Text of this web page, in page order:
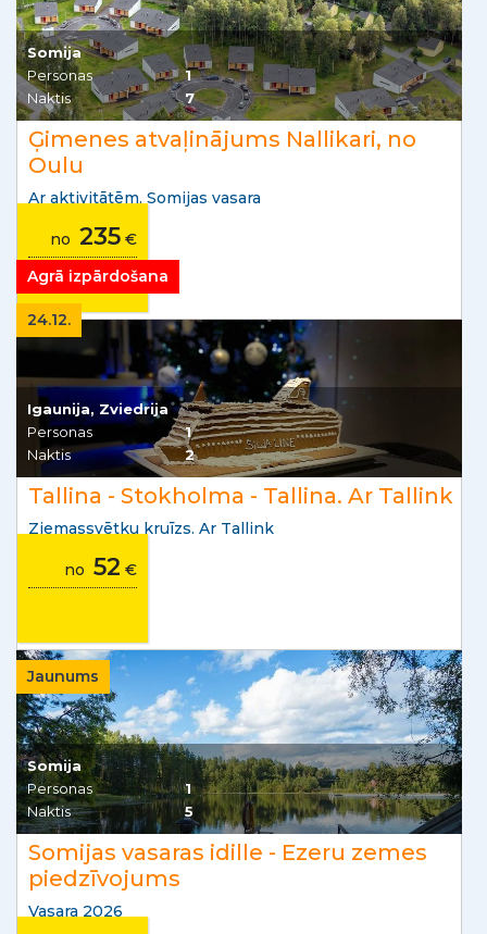
Somija
Personas
1
Naktis
7
Ģimenes atvaļinājums Nallikari, no
Oulu
Ar aktivitātēm. Somijas vasara
no 235 €
no€/mēnesī
Agrā izpārdošana
24.12.
Igaunija, Zviedrija
Personas
1
Naktis
2
Tallina - Stokholma - Tallina. Ar Tallink
Ziemassvētku kruīzs. Ar Tallink
no 52 €
Jaunums
Somija
Personas
1
Naktis
5
Somijas vasaras idille - Ezeru zemes
piedzīvojums
Vasara 2026